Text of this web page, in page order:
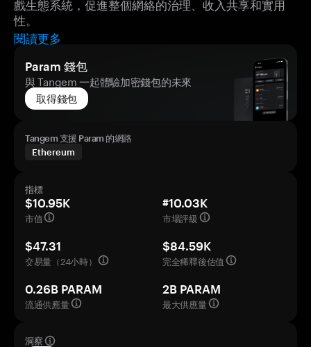
性。
閱讀更多
Param 錢包
與 Tangem 一起體驗加密錢包的未來
取得錢包
Tangem 支援 Param 的網路
Ethereum
指標
$10.95K
市值
#10.03K
市場評級
$47.31
交易量（24小時）
$84.59K
完全稀釋後估值
0.26B PARAM
流通供應量
2B PARAM
最大供應量
洞察